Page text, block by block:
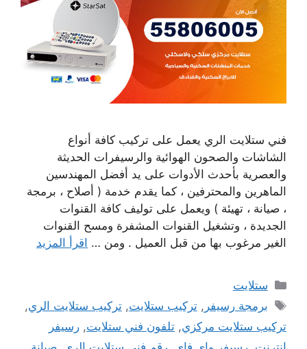
فني ستلايت الري يعمل على تركيب كافة أنواع
الشاشات والصحون الهوائية والرسيفرات الحديثة
والعصرية بأحدث الأدوات على يد أفضل المهندسين
الماهرين والمحترفين ، كما يقدم خدمة ( أصلاح ، برمجة
، صيانة ، تهيئة ) ويعمل على توليف كافة القنوات
الجديدة ، وتشغيل القنوات المشفرة ومسح القنوات
الغير مرغوب بها من قبل العميل . ومن … اقرأ المزيد
التصنيفات
ستلايت
الوسوم
برمجة رسيفر ,تركيب ستلايت,تركيب ستلايت الري,
تركيب ستلايت مركزي, تلفون فني ستلايت, رسيفر